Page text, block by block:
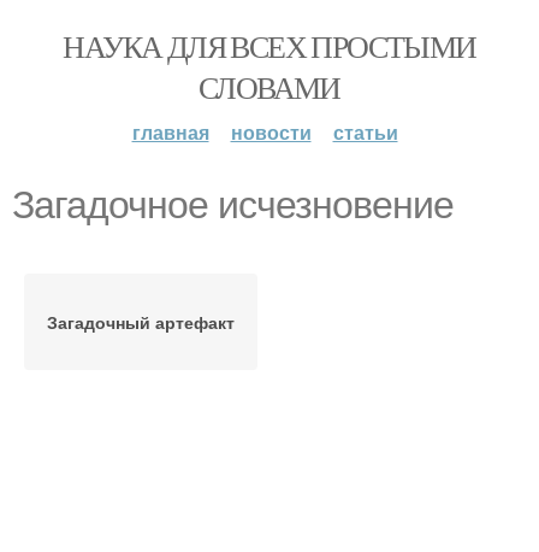
НАУКА ДЛЯ ВСЕХ ПРОСТЫМИ
СЛОВАМИ
главная новости статьи
Загадочное исчезновение
Загадочный артефакт